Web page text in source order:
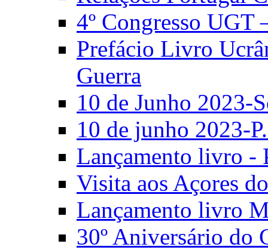
4º Congresso UGT
Prefácio Livro
Guerra
10 de Junho 2023-
10 de junho 2023-
Lançamento livro -
Visita aos Açores
Lançamento livro
30º Aniversário do